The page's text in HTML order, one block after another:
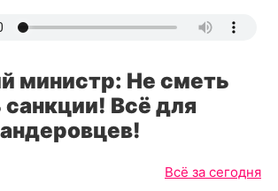
министр: Не сметь
Всё для
Всё за сегодня